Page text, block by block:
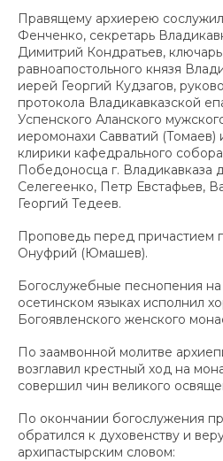
Правящему архиерею
Фенченко, секретарь
Димитрий Кондратьев,
равноапостольного князя
иерей Георгий Кудзагов,
протокола Владикавказской
Успенского Аланского
иеромонахи Савватий
клирики кафедрального
Победоносца г. Владикавказа
Селегеенко, Петр Евстафьев,
Георгий Тедеев.
Проповедь перед причастием
Онуфрий (Юмашев).
Богослужебные песнопения
осетинском языках исполнил
Богоявленского женского
По заамвонной молитве
возглавил крестный ход на
совершил чин великого
По окончании богослужения
обратился к духовенству и
архипастырским словом: